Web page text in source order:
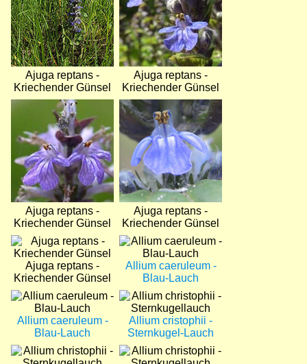
Ajuga reptans -
Kriechender Günsel
Ajuga reptans -
Kriechender Günsel
Bild
Ajuga reptans -
Kriechender Günsel
Bild
Ajuga reptans -
Kriechender Günsel
Bild
Ajuga reptans -
Kriechender Günsel
Bild
Allium caeruleum -
Blau-Lauch
Bild
Allium caeruleum -
Blau-Lauch
Bild
Allium cristophii -
Sternkugel-Lauch
Bild
Bild